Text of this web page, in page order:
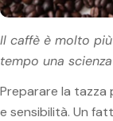
Il caffè è molto
tempo una scienza
Preparare la
e sensibilità. Un